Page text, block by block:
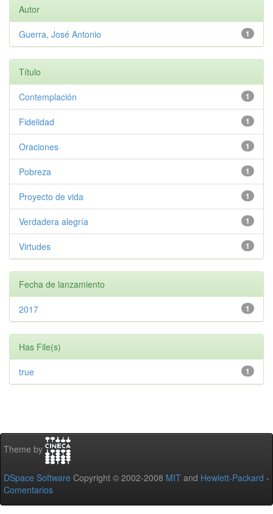
Autor
1
Guerra, José Antonio
Título
1
Contemplación
1
Fidelidad
1
Oraciones
1
Pobreza
1
Proyecto de vida
1
Verdadera alegría
1
Virtudes
Fecha de lanzamiento
1
2017
Has File(s)
1
true
Theme by
DSpace Software Copyright © 2002-2008 MIT and Hewlett-Packard -
Comentarios